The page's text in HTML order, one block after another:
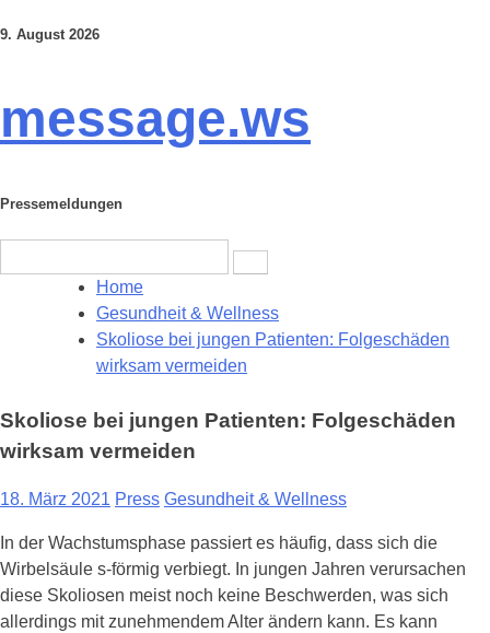
Skip
9. August 2026
message.ws
Pressemeldungen
for:
Home
Gesundheit & Wellness
Skoliose bei jungen Patienten: Folgeschäden
wirksam vermeiden
Skoliose bei jungen Patienten: Folgeschäden
wirksam vermeiden
18. März 2021 Press Gesundheit & Wellness
In der Wachstumsphase passiert es häufig, dass sich die
Wirbelsäule s-förmig verbiegt. In jungen Jahren verursachen
diese Skoliosen meist noch keine Beschwerden, was sich
allerdings mit zunehmendem Alter ändern kann. Es kann